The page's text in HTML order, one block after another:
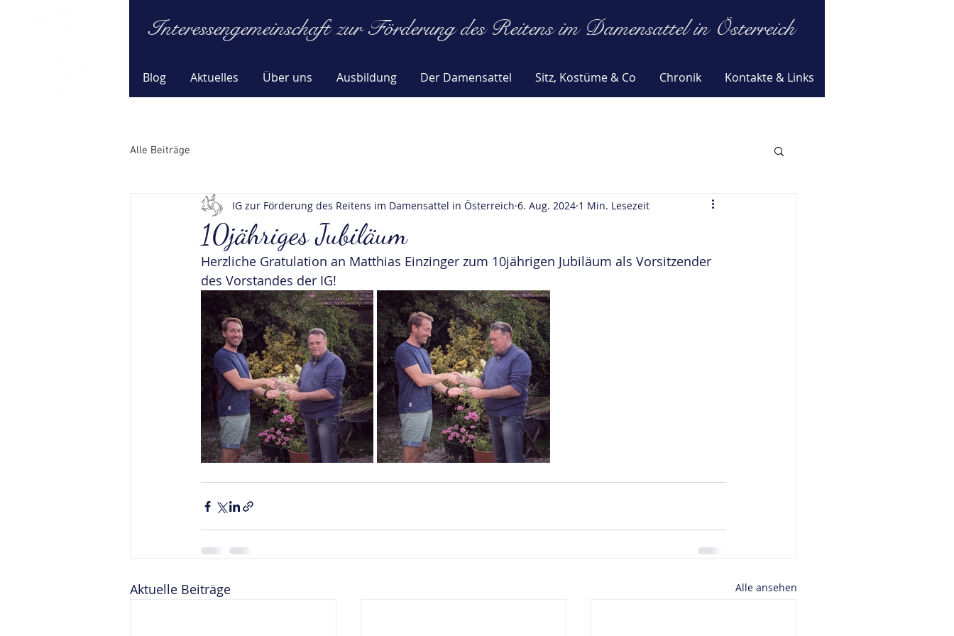
Interessengemeinschaft zur Förderung des Reitens im Damensattel in Österreich
Blog Aktuelles Über uns Ausbildung Der Damensattel Sitz, Kostüme & Co Chronik Kontakte & Links
Alle Beiträge
10jähriges Jubiläum
IG zur Förderung des Reitens im Damensattel in Österreich 6. Aug. 2024 1 Min. Lesezeit
Herzliche Gratulation an Matthias Einzinger zum 10jährigen Jubiläum als Vorsitzender
des Vorstandes der IG!
Aktuelle Beiträge Alle ansehen